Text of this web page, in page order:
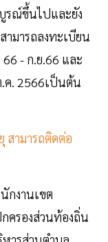
รณ์ขึ้นไปและยัง
ามารถลงทะเบียน
- ก.ย.66 และ
.ค. 2566เป็นต้น
สามารถติดต่อ
กงานเขต
ครองส่วนท้องถิ่น